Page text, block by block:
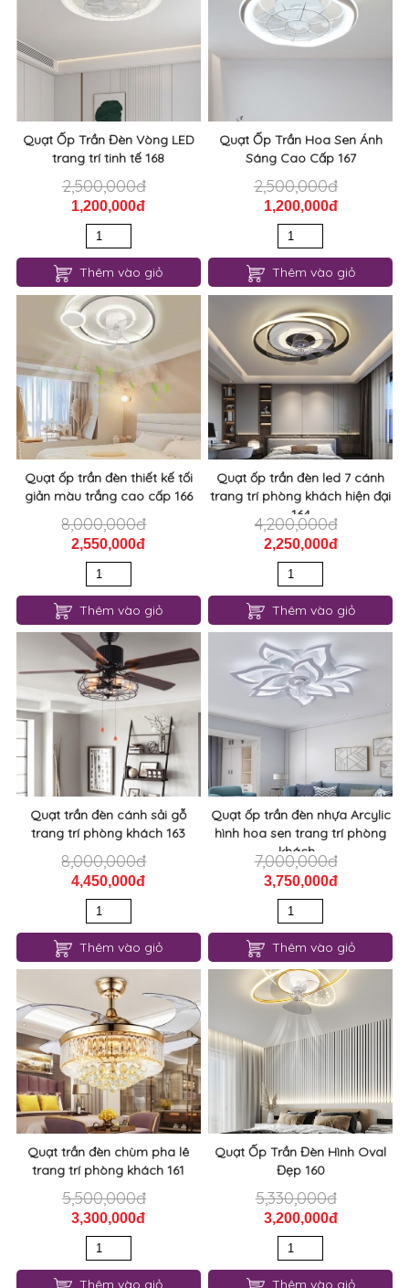
Quạt Ốp Trần Đèn Vòng LED
trang trí tinh tế 168
2,500,000đ
1,200,000đ
Thêm vào giỏ
Quạt Ốp Trần Hoa Sen Ánh
Sáng Cao Cấp 167
2,500,000đ
1,200,000đ
Thêm vào giỏ
Quạt ốp trần đèn thiết kế tối
giản màu trắng cao cấp 166
8,000,000đ
2,550,000đ
Thêm vào giỏ
Quạt ốp trần đèn led 7 cánh
trang trí phòng khách hiện đại
164
4,200,000đ
2,250,000đ
Thêm vào giỏ
Quạt trần đèn cánh sải gỗ
trang trí phòng khách 163
8,000,000đ
4,450,000đ
Thêm vào giỏ
Quạt ốp trần đèn nhựa Arcylic
hình hoa sen trang trí phòng
khách...
7,000,000đ
3,750,000đ
Thêm vào giỏ
Quạt trần đèn chùm pha lê
trang trí phòng khách 161
5,500,000đ
3,300,000đ
Thêm vào giỏ
Quạt Ốp Trần Đèn Hình Oval
Đẹp 160
5,330,000đ
3,200,000đ
Thêm vào giỏ